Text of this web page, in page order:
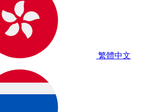
繁體中文